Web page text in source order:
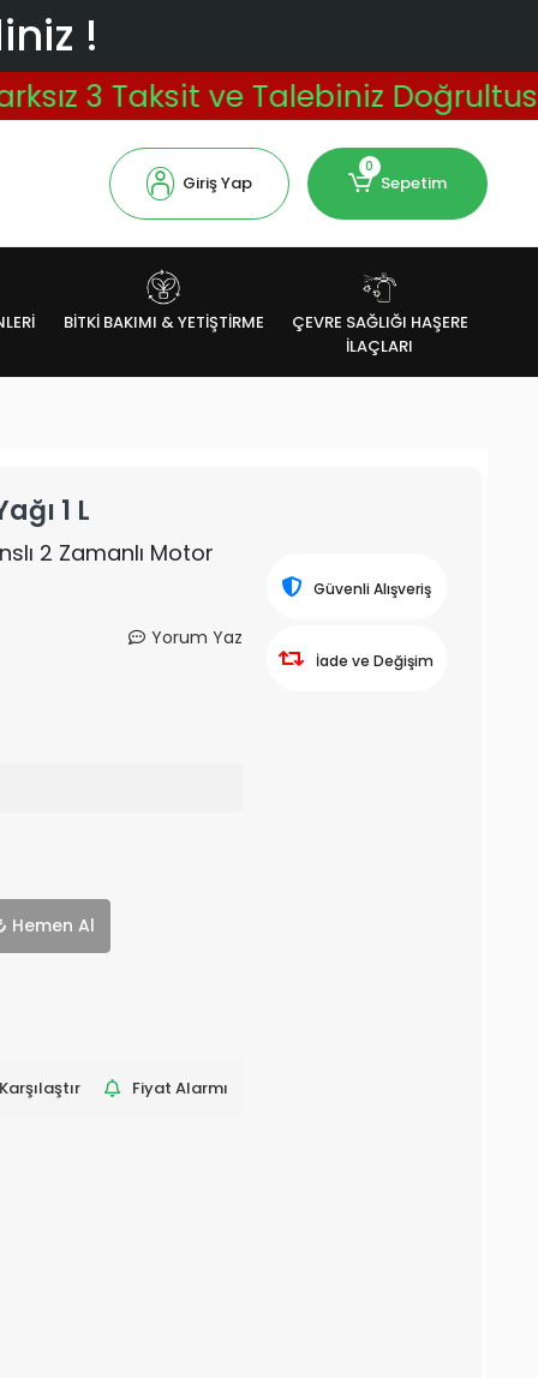
!
Taksit ve Talebiniz Doğrultusunda
Giriş Yap
0
Sepetim
BİTKİ BAKIMI & YETİŞTİRME
ÇEVRE SAĞLIĞI HAŞERE
İLAÇLARI
1 L
2 Zamanlı Motor
Yorum Yaz
Hemen Al
Karşılaştır
Fiyat Alarmı
Güvenli Alışveriş
İade ve Değişim